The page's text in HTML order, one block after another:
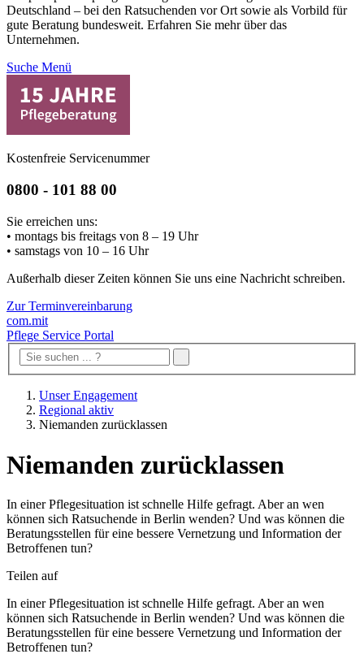
Deutschland – bei den Ratsuchenden vor Ort sowie als Vorbild für
gute Beratung bundesweit. Erfahren Sie mehr über das
Unternehmen.
Suche Menü
Kostenfreie Servicenummer
0800 - 101 88 00
Sie erreichen uns:
• montags bis freitags von 8 – 19 Uhr
• samstags von 10 – 16 Uhr
Außerhalb dieser Zeiten können Sie uns eine Nachricht schreiben.
Zur Terminvereinbarung
com.mit
Pflege Service Portal
Unser Engagement
Regional aktiv
Niemanden zurücklassen
Niemanden zurücklassen
In einer Pflegesituation ist schnelle Hilfe gefragt. Aber an wen
können sich Ratsuchende in Berlin wenden? Und was können die
Beratungsstellen für eine bessere Vernetzung und Information der
Betroffenen tun?
Teilen auf
In einer Pflegesituation ist schnelle Hilfe gefragt. Aber an wen
können sich Ratsuchende in Berlin wenden? Und was können die
Beratungsstellen für eine bessere Vernetzung und Information der
Betroffenen tun?